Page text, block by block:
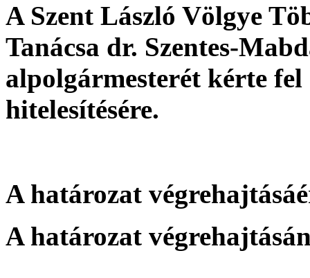
A Szent László Völgye
Tanácsa dr. Szentes-
alpolgármesterét kérte
hitelesítésére.
A határozat
A határozat